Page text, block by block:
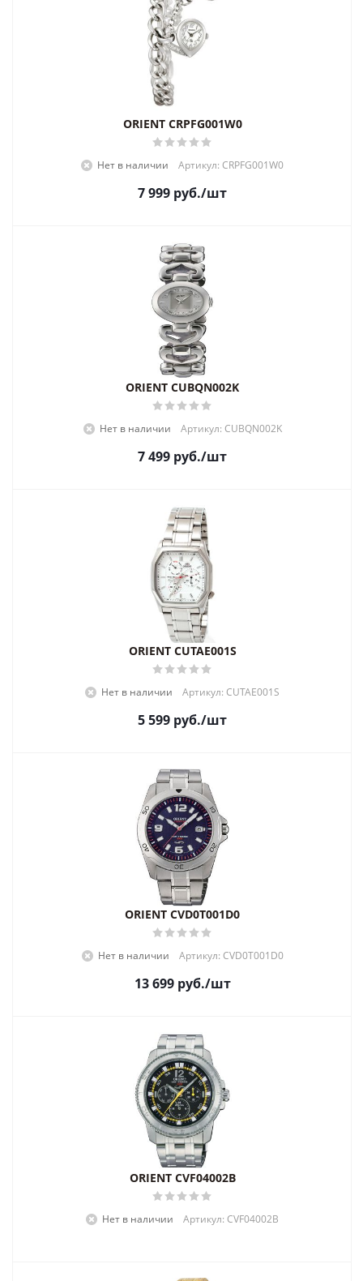
ORIENT CRPFG001W0
Нет в наличии Артикул: CRPFG001W0
7 999 руб./шт
ORIENT CUBQN002K
Нет в наличии Артикул: CUBQN002K
7 499 руб./шт
ORIENT CUTAE001S
Нет в наличии Артикул: CUTAE001S
5 599 руб./шт
ORIENT CVD0T001D0
Нет в наличии Артикул: CVD0T001D0
13 699руб./шт
ORIENT CVF04002B
Нет в наличии Артикул: CVF04002B